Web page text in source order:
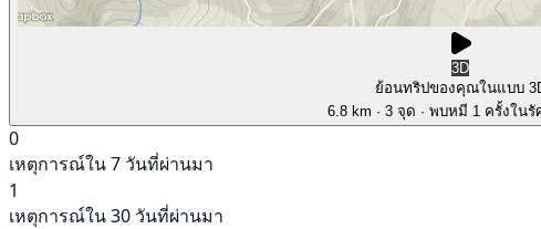
3D
ย้อนทริปของคุณในแบบ
6.8 km · 3 จุด · พบหมี 1 ครั้งในรั
0
เหตุการณ์ใน 7 วันที่ผ่านมา
1
เหตุการณ์ใน 30 วันที่ผ่านมา